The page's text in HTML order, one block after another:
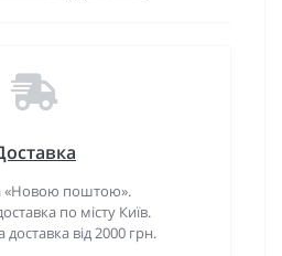
«Новою поштою».
по місту Київ.
від 2000 грн.